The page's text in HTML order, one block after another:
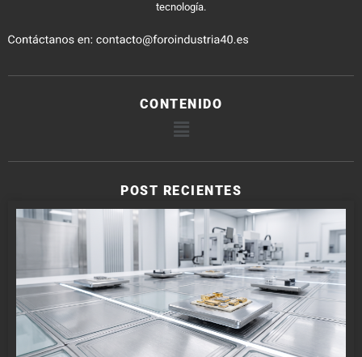
tecnología.
CONTENIDO
POST RECIENTES